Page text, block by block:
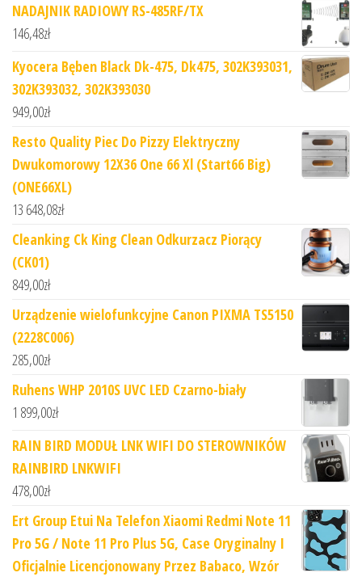
NADAJNIK RADIOWY RS-485RF/TX
146,48zł
Kyocera Bęben Black Dk-475, Dk475, 302K393031,
302K393032, 302K393030
949,00zł
Resto Quality Piec Do Pizzy Elektryczny
Dwukomorowy 12X36 One 66 Xl (Start66 Big)
(ONE66XL)
13 648,08zł
Cleanking Ck King Clean Odkurzacz Piorący
(CK01)
849,00zł
Urządzenie wielofunkcyjne Canon PIXMA TS5150
(2228C006)
285,00zł
Ruhens WHP 2010S UVC LED Czarno-biały
1 899,00zł
RAIN BIRD MODUŁ LNK WIFI DO STEROWNIKÓW
RAINBIRD LNKWIFI
478,00zł
Ert Group Etui Na Telefon Xiaomi Redmi Note 11
Pro 5G / Note 11 Pro Plus 5G, Case Oryginalny I
Oficjalnie Licencjonowany Przez Babaco, Wzór